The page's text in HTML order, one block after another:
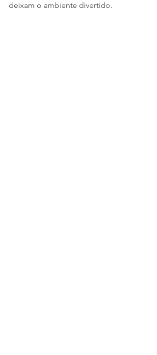
deixam o ambiente divertido.